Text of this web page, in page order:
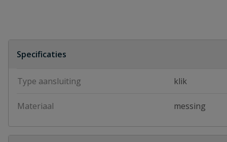
Specificaties
Type aansluiting klik
Materiaal messing